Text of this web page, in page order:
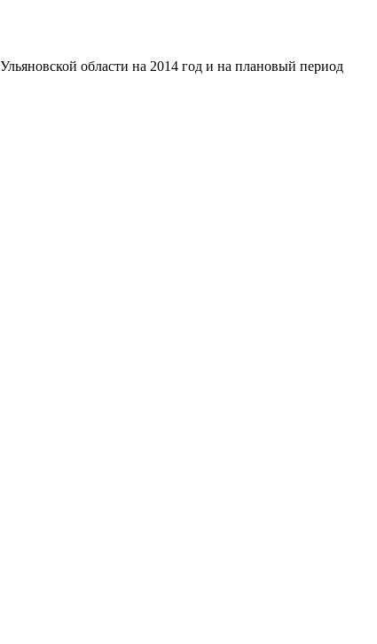
области на 2014 год и на плановый период